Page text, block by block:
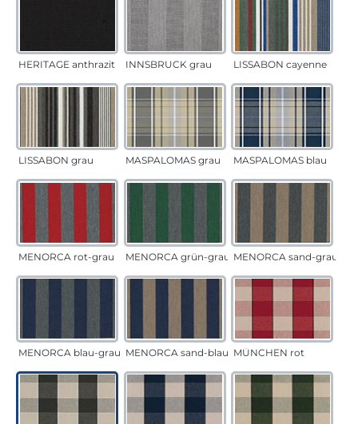
HERITAGE anthrazit INNSBRUCK grau LISSABON cayenne
LISSABON grau MASPALOMAS grau MASPALOMAS blau
MENORCA rot-grau MENORCA grün-grau MENORCA sand-grau
MENORCA blau-grau MENORCA sand-blau MÜNCHEN rot